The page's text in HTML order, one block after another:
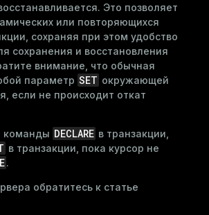
Это позволяет
или повторяющихся
сохраняя при этом удобство
сохранения и восстановления
внимание, что обычная
параметр SET окружающей
если не происходит откат
команды DECLARE в транзакции,
в транзакции, пока курсор не
.
обратитесь к статье